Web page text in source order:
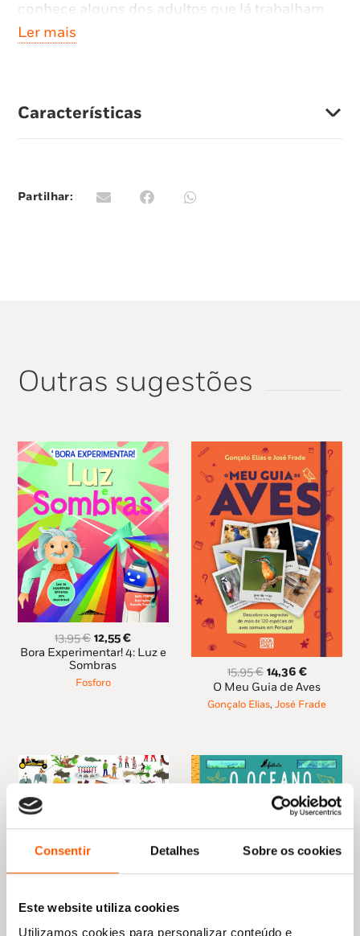
Consentir Detalhes Sobre os cookies
Este website utiliza cookies
Utilizamos cookies para personalizar conteúdo e
conhece alguns dos adultos que lá trabalham.
Este é o livro perfeito para te ajudar a escolher
Ler mais
Características
Partilhar:
Outras sugestões
13,95€ O
preço
original
era:
12,55€O
preço
Bora Experimentar! 4: Luz e
Sombras
Fosforo
15,95€ O
preço
original
14,36 €O
preço
atual
O Meu Guia de Aves
Gonçalo Elias,José Frade